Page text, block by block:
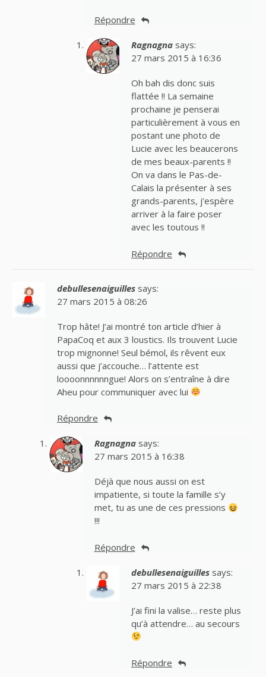
Répondre
Ragnagna says:
27 mars 2015 à 16:36
Oh bah dis donc suis
flattée !! La semaine
prochaine je penserai
particulièrement à vous en
postant une photo de
Lucie avec les beaucerons
de mes beaux-parents !!
On va dans le Pas-de-
Calais la présenter à ses
grands-parents, j’espère
arriver à la faire poser
avec les toutous !!
Répondre
debullesenaiguilles says:
27 mars 2015 à 08:26
Trop hâte! J’ai montré ton article d’hier à
PapaCoq et aux 3 loustics. Ils trouvent Lucie
trop mignonne! Seul bémol, ils rêvent eux
aussi que j’accouche… l’attente est
loooonnnnnngue! Alors on s’entraîne à dire
Aheu pour communiquer avec lui
Répondre
Ragnagna says:
27 mars 2015 à 16:38
Déjà que nous aussi on est
impatiente, si toute la famille s’y
met, tu as une de ces pressions
!!!
Répondre
debullesenaiguilles says:
27 mars 2015 à 22:38
J’ai fini la valise… reste plus
qu’à attendre… au secours
Répondre